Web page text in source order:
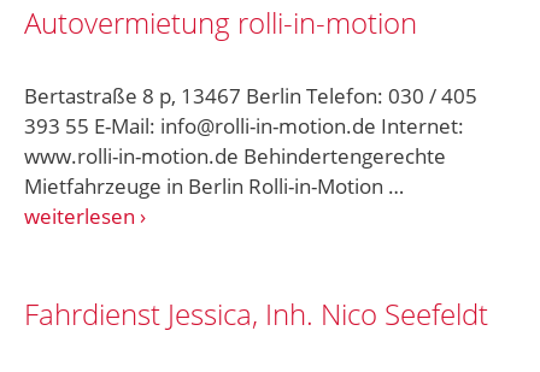
Autovermietung rolli-in-motion
Bertastraße 8 p, 13467 Berlin Telefon: 030 / 405
393 55 E-Mail: info@rolli-in-motion.de Internet:
www.rolli-in-motion.de Behindertengerechte
Mietfahrzeuge in Berlin Rolli-in-Motion …
weiterlesen
Fahrdienst Jessica, Inh. Nico Seefeldt